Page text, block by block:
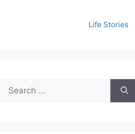
Life Stories
Search
for: